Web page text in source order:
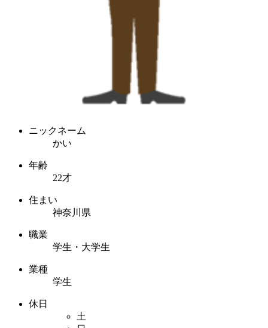
ニックネーム
かい
年齢
22才
住まい
神奈川県
職業
学生・大学生
業種
学生
休日
土